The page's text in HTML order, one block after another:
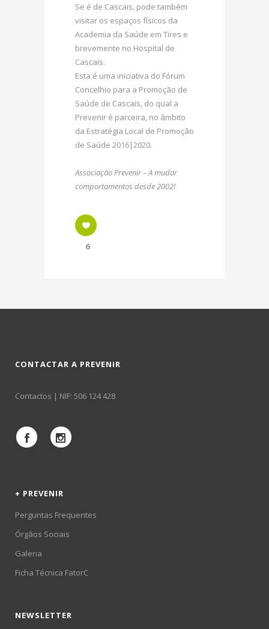
Se é de Cascais, pode também
visitar os espaços físicos da
Academia da Saúde em Tires e
brevemente no Hospital de
Cascais.
Esta é uma iniciativa do Fórum
Concelhio para a Promoção de
Saúde de Cascais, do qual a
Prevenir é parceira, no âmbito
da Estratégia Local de Promoção
de Saúde 2016|2020.
Associação Prevenir – A mudar
comportamentos desde 2002!
6
CONTACTAR A PREVENIR
Contactos | NIF: 506 124 428
+ PREVENIR
Perguntas Frequentes
Órgãos Sociais
Galeria
Ficha Técnica FatorC
NEWSLETTER